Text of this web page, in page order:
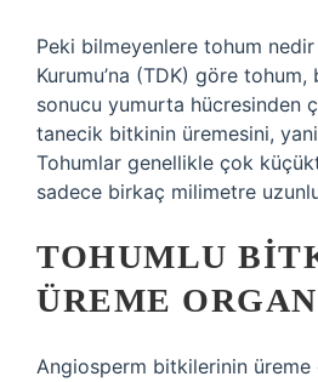
Peki bilmeyenlere tohum nedir
Kurumu’na (TDK) göre
sonucu yumurta hücresinden
tanecik bitkinin üremesini, yani
Tohumlar genellikle çok
sadece birkaç milimetre
TOHUMLU
ÜREME
Angiosperm bitkilerinin üreme